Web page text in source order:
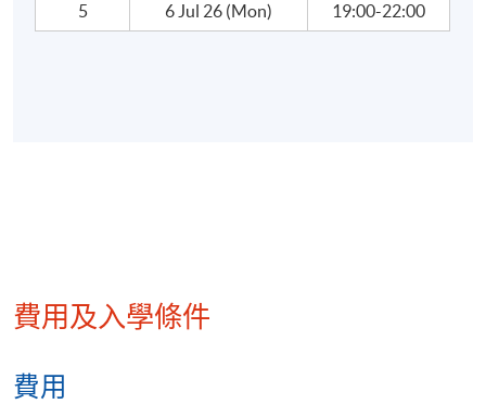
5
6 Jul 26 (Mon) 19:00-22:00
費用及入學條件
費用